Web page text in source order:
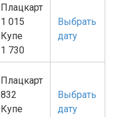
Плацкарт
1 015
Купе
1 730
Выбрать
дату
Плацкарт
832
Купе
Выбрать
дату